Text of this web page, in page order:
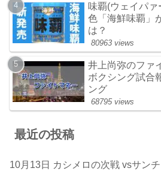
味覇(ウェイパ
色「海鮮味覇」
は？
80963 views
井上尚弥のファ
ボクシング試合
ング
68795 views
最近の投稿
10月13日 カシメロの次戦 vsサン